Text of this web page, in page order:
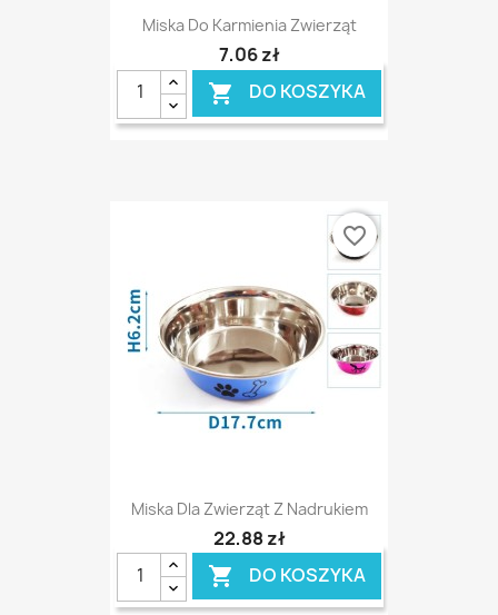
Miska Do Karmienia Zwierząt
7,06 zł
 DO KOSZYKA
Miska Dla Zwierząt Z Nadrukiem
22,88 zł
 DO KOSZYKA
favorite_border